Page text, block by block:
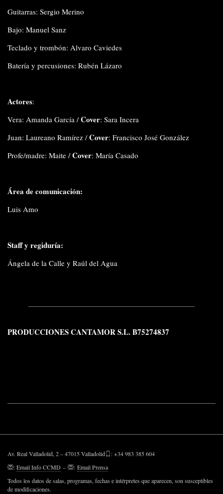
Guitarras: Sergio Merino
Bajo: Manuel Sanz
Teclado y trombón: Alvaro Caviedes
Batería y percusiones: Rubén Lázaro
Actores:
Vera: Amanda García /Cover: Sara Incera
Juan: Laureano Ramírez /Cover: Francisco José González
Profe/madre: Maite /Cover: María Casado
Área de comunicación:
Luis Amo
Staff y regiduría:
Ángela de la Calle y Raúl del Agua
PRODUCCIONES CANTAMOR S.L. B75274837
Av. Real Valladolid, 2 – 47015 Valladolid
: +34 983 385 604
:Email Info CCMD – : Email Prensa
Todos los datos de salas, programas, fechas e intérpretes que aparecen, son susceptibles
de modificaciones.